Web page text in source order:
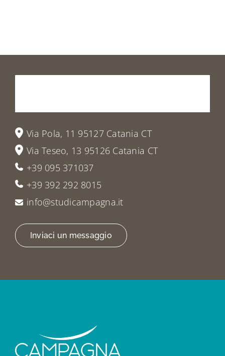
Via Pola, 11 95127 Catania CT
Via Teseo, 13 95126 Catania CT
+39 095 371037
+39 392 292 8015
info@studicampagna.it
Inviaci un messaggio